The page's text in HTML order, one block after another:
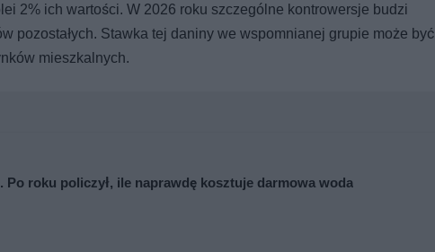
2% ich wartości. W 2026 roku szczególne kontrowersje budzi
pozostałych. Stawka tej daniny we wspomnianej grupie może być
mieszkalnych.
Po roku policzył, ile naprawdę kosztuje darmowa woda